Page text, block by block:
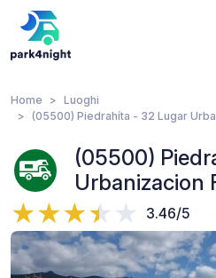
Home
Luoghi
(05500) Piedrahíta - 32 Lugar
(05500)
Urbanizacion
3.46/5